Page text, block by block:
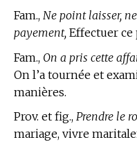
Fam., Ne point laisser,
payement, Effectuer ce
Fam., On a pris cette
On l’a tournée et
manières.
Prov. et fig., Prendre le
mariage, vivre